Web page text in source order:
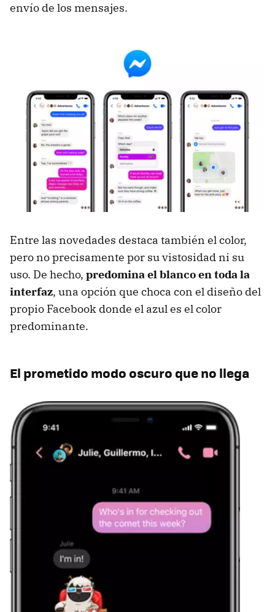
envío de los mensajes.
Entre las novedades destaca también el color,
pero no precisamente por su vistosidad ni su
uso. De hecho, predomina el blanco en toda la
interfaz, una opción que choca con el diseño del
propio Facebook donde el azul es el color
predominante.
El prometido modo oscuro que no llega